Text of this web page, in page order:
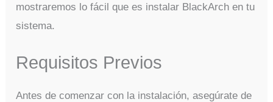
mostraremos lo fácil que es instalar BlackArch en tu
sistema.
Requisitos Previos
Antes de comenzar con la instalación, asegúrate de